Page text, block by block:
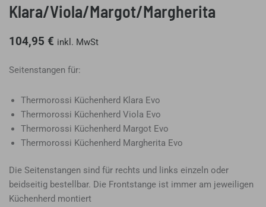
Klara/Viola/Margot/Margherita
104,95 € inkl. MwSt
Seitenstangen für:
Thermorossi Küchenherd Klara Evo
Thermorossi Küchenherd Viola Evo
Thermorossi Küchenherd Margot Evo
Thermorossi Küchenherd Margherita Evo
Die Seitenstangen sind für rechts und links einzeln oder
beidseitig bestellbar. Die Frontstange ist immer am jeweiligen
Küchenherd montiert